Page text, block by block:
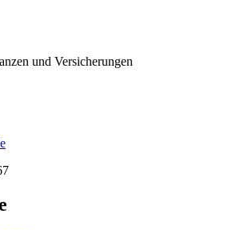
und Versicherungen